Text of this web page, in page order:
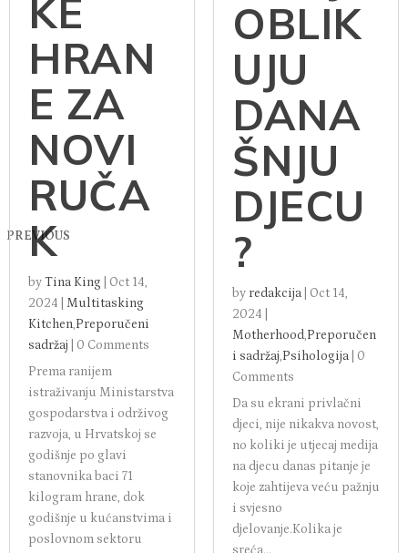
PREVIOUS
KE
HRAN
E ZA
NOVI
RUČA
K
byTina King
Oct 14,
2024
Multitasking
Kitchen,Preporučeni
sadržaj
0 Comments
Prema ranijem
istraživanju Ministarstva
gospodarstva i održivog
razvoja, u Hrvatskoj se
godišnje po glavi
stanovnika baci 71
kilogram hrane, dok
godišnje u kućanstvima i
poslovnom sektoru
OBLIK
UJU
DANA
ŠNJU
DJECU
?
by redakcija
Oct 14,
2024
Motherhood,Preporučen
i sadržaj,Psihologija
0
Comments
Da su ekrani privlačni
djeci, nije nikakva novost,
no koliki je utjecaj medija
na djecu danas pitanje je
koje zahtijeva veću pažnju
i svjesno
djelovanje.Kolika je